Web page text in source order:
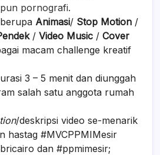
pornografi.
Animasi/ Stop Motion /
/ Video Music / Cover
macam challenge kreatif
3 – 5 menit dan diunggah
salah satu anggota rumah
/deskripsi video se-menarik
hastag #MVCPPMIMesir
dan #ppmimesir;